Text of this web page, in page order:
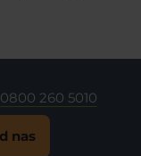
0800 260 5010
nas